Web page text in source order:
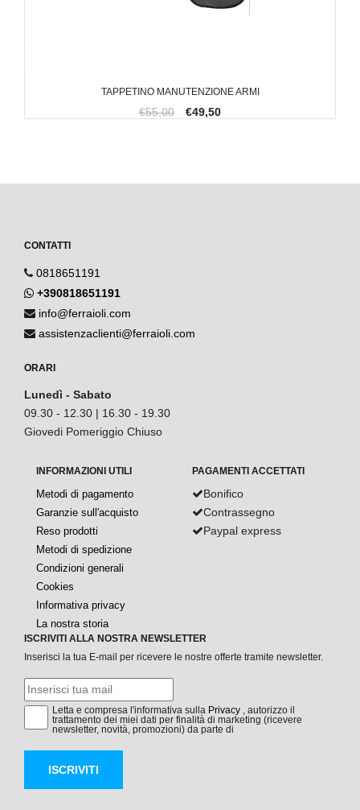
TAPPETINO MANUTENZIONE ARMI
€55,00 €49,50
CONTATTI
0818651191
+390818651191
info@ferraioli.com
assistenzaclienti@ferraioli.com
ORARI
Lunedì - Sabato
09.30 - 12.30 | 16.30 - 19.30
Giovedi Pomeriggio Chiuso
INFORMAZIONI UTILI
Metodi di pagamento
Garanzie sull'acquisto
Reso prodotti
Metodi di spedizione
Condizioni generali
Cookies
Informativa privacy
La nostra storia
PAGAMENTI ACCETTATI
Bonifico
Contrassegno
Paypal express
ISCRIVITI ALLA NOSTRA NEWSLETTER
Inserisci la tua E-mail per ricevere le nostre offerte tramite newsletter.
Letta e compresa l'informativa sulla Privacy , autorizzo il
trattamento dei miei dati per finalità di marketing (ricevere
newsletter, novità, promozioni) da parte di
ISCRIVITI